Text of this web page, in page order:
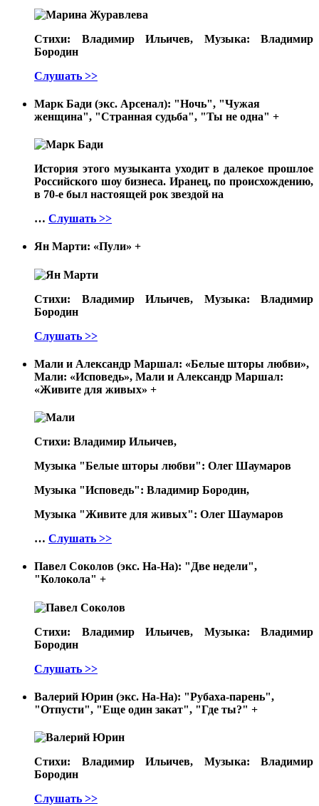
Стихи: Владимир Ильичев, Музыка: Владимир
Бородин
Слушать >>
Марк Бади (экс. Арсенал): "Ночь", "Чужая
женщина", "Странная судьба", "Ты не одна" +
История этого музыканта уходит в далекое прошлое
Российского шоу бизнеса. Иранец, по происхождению,
в 70-е был настоящей рок звездой на
… Слушать >>
Ян Марти: «Пули» +
Стихи: Владимир Ильичев, Музыка: Владимир
Бородин
Слушать >>
Мали и Александр Маршал: «Белые шторы любви»,
Мали: «Исповедь», Мали и Александр Маршал:
«Живите для живых» +
Стихи: Владимир Ильичев,
Музыка "Белые шторы любви": Олег Шаумаров
Музыка "Исповедь": Владимир Бородин,
Музыка "Живите для живых": Олег Шаумаров
… Слушать >>
Павел Соколов (экс. На-На): "Две недели",
"Колокола" +
Стихи: Владимир Ильичев, Музыка: Владимир
Бородин
Слушать >>
Валерий Юрин (экс. На-На): "Рубаха-парень",
"Отпусти", "Еще один закат", "Где ты?" +
Стихи: Владимир Ильичев, Музыка: Владимир
Бородин
Слушать >>